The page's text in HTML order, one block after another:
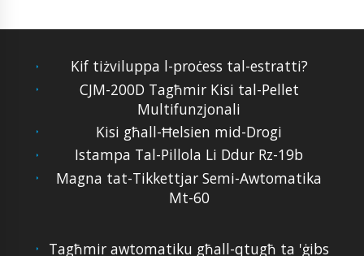
Kif tiżviluppa l-proċess tal-estratti?
CJM-200D Tagħmir Kisi tal-Pellet
Multifunzjonali
Kisi għall-Ħelsien mid-Drogi
Istampa Tal-Pillola Li Ddur Rz-19b
Magna tat-Tikkettjar Semi-Awtomatika
Mt-60
Tagħmir awtomatiku għall-qtugħ ta 'ġibs